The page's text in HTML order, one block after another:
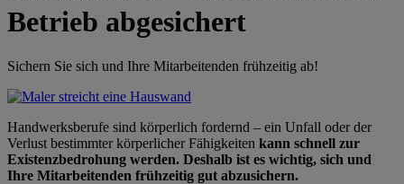
Betrieb abgesichert
Sichern Sie sich und Ihre Mitarbeitenden frühzeitig ab!
Handwerksberufe sind körperlich fordernd – ein Unfall oder der
Verlust bestimmter körperlicher Fähigkeiten kann schnell zur
Existenzbedrohung werden. Deshalb ist es wichtig, sich und
Ihre Mitarbeitenden frühzeitig gut abzusichern.